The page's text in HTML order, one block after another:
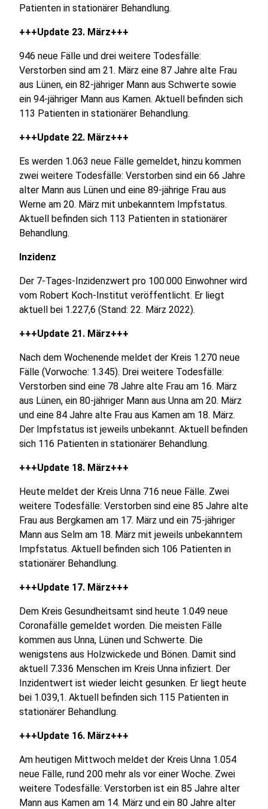
Patienten in stationärer Behandlung.
+++Update 23. März+++
946 neue Fälle und drei weitere Todesfälle:
Verstorben sind am 21. März eine 87 Jahre alte Frau
aus Lünen, ein 82-jähriger Mann aus Schwerte sowie
ein 94-jähriger Mann aus Kamen. Aktuell befinden sich
113 Patienten in stationärer Behandlung.
+++Update 22. März+++
Es werden 1.063 neue Fälle gemeldet, hinzu kommen
zwei weitere Todesfälle: Verstorben sind ein 66 Jahre
alter Mann aus Lünen und eine 89-jährige Frau aus
Werne am 20. März mit unbekanntem Impfstatus.
Aktuell befinden sich 113 Patienten in stationärer
Behandlung.
Inzidenz
Der 7-Tages-Inzidenzwert pro 100.000 Einwohner wird
vom Robert Koch-Institut veröffentlicht. Er liegt
aktuell bei 1.227,6 (Stand: 22. März 2022).
+++Update 21. März+++
Nach dem Wochenende meldet der Kreis 1.270 neue
Fälle (Vorwoche: 1.345). Drei weitere Todesfälle:
Verstorben sind eine 78 Jahre alte Frau am 16. März
aus Lünen, ein 80-jähriger Mann aus Unna am 20. März
und eine 84 Jahre alte Frau aus Kamen am 18. März.
Der Impfstatus ist jeweils unbekannt. Aktuell befinden
sich 116 Patienten in stationärer Behandlung.
+++Update 18. März+++
Heute meldet der Kreis Unna 716 neue Fälle. Zwei
weitere Todesfälle: Verstorben sind eine 85 Jahre alte
Frau aus Bergkamen am 17. März und ein 75-jähriger
Mann aus Selm am 18. März mit jeweils unbekanntem
Impfstatus. Aktuell befinden sich 106 Patienten in
stationärer Behandlung.
+++Update 17. März+++
Dem Kreis Gesundheitsamt sind heute 1.049 neue
Coronafälle gemeldet worden. Die meisten Fälle
kommen aus Unna, Lünen und Schwerte. Die
wenigstens aus Holzwickede und Bönen. Damit sind
aktuell 7.336 Menschen im Kreis Unna infiziert. Der
Inzidentwert ist wieder leicht gesunken. Er liegt heute
bei 1.039,1. Aktuell befinden sich 115 Patienten in
stationärer Behandlung.
+++Update 16. März+++
Am heutigen Mittwoch meldet der Kreis Unna 1.054
neue Fälle, rund 200 mehr als vor einer Woche. Zwei
weitere Todesfälle: Verstorben ist ein 85 Jahre alter
Mann aus Kamen am 14. März und ein 80 Jahre alter